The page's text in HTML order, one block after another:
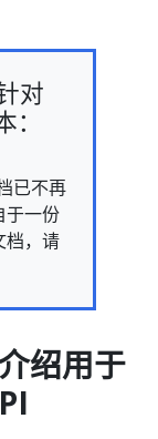
对
已不再
于一份
档，请
绍用于